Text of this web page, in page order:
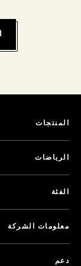
المنتجات
الرياضات
الفئة
معلومات الشركة
دعم